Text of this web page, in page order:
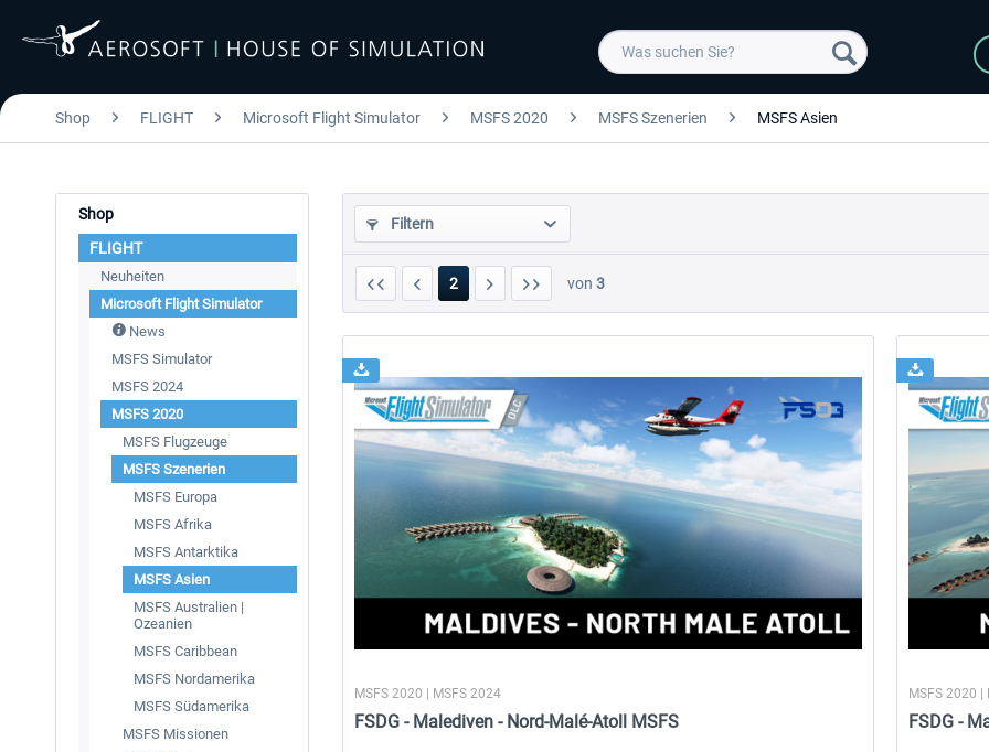
Shop FLIGHT Microsoft Flight Simulator MSFS 2020 MSFS Szenerien MSFS Asien
Shop
FLIGHT
Neuheiten
Microsoft Flight Simulator
News
MSFS Simulator
MSFS 2024
MSFS 2020
MSFS Flugzeuge
MSFS Szenerien
MSFS Europa
MSFS Afrika
MSFS Antarktika
MSFS Asien
MSFS Australien |
Ozeanien
MSFS Caribbean
MSFS Nordamerika
MSFS Südamerika
MSFS Missionen
Filtern
2 von 3
MSFS 2020 | MSFS 2024
FSDG - Malediven - Nord-Malé-Atoll MSFS
MSFS 2020 |
FSDG -